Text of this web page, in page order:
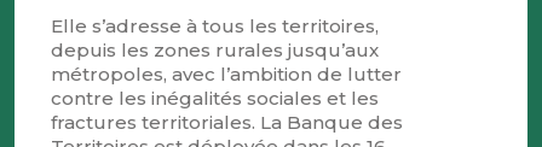
Elle s’adresse à tous les territoires,
depuis les zones rurales jusqu’aux
métropoles, avec l’ambition de lutter
contre les inégalités sociales et les
fractures territoriales. La Banque des